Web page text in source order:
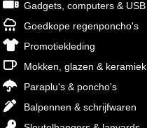
Gadgets, computers & USB
Goedkope regenponcho's
Promotiekleding
Mokken, glazen & keramiek
Paraplu's & poncho's
Balpennen & schrijfwaren